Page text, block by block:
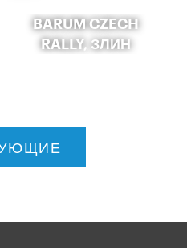
BARUM CZECH
RALLY, ЗЛИН